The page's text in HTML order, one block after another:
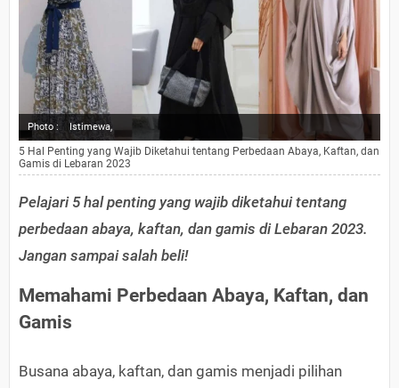
Photo : Istimewa,
5 Hal Penting yang Wajib Diketahui tentang Perbedaan Abaya, Kaftan, dan
Gamis di Lebaran 2023
Pelajari 5 hal penting yang wajib diketahui tentang
perbedaan abaya, kaftan, dan gamis di Lebaran 2023.
Jangan sampai salah beli!
Memahami Perbedaan Abaya, Kaftan, dan
Gamis
Busana abaya, kaftan, dan gamis menjadi pilihan